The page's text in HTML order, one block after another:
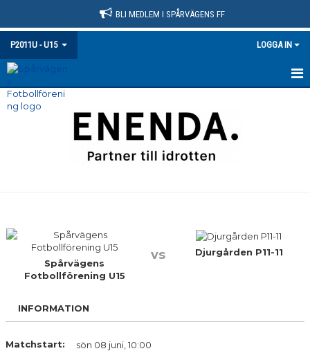
BLI MEDLEM I SPÅRVÄGENS FF
P2011U - U15 LOGGA IN
HEM
BILDGALLERI
DOKUMENT
KONTAKT
Spårvägens
Fotbollförening U15
vs Djurgården P11-11
INFORMATION
Matchstart:
sön 08 juni, 10:00